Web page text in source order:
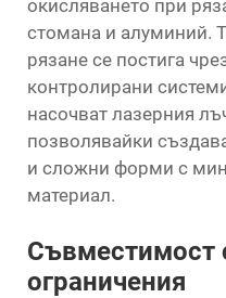
окисляването при
стомана и алуминий.
рязане се постига
контролирани
насочват лазерния
позволявайки
и сложни форми с
материал.
Съвместимост
ограничения